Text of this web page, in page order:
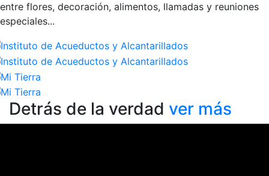
entre flores, decoración, alimentos, llamadas y reuniones
especiales...
Detrás de la verdad ver más